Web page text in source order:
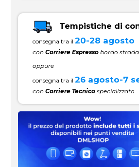
Tempistiche di
consegna tra il20-28 agosto
conCorriere Espresso bordo strada
oppure
consegna tra il26 agosto-7
conCorriere Tecnico specializzato